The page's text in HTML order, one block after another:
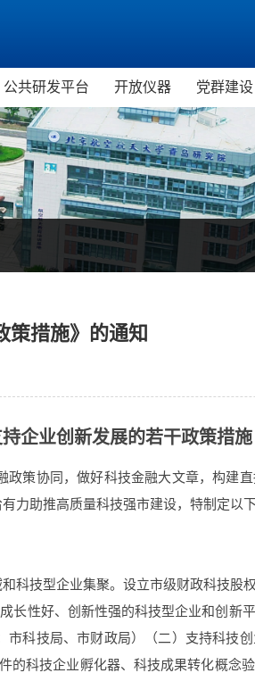
公共研发平台
虚拟现实技术与应用公共研发
服务平台
开放仪器
虚拟现实研究院
微电子研究院
精密仪器与光电研
新材料研究院
空天技术应用研究
党群建设
研究
工会
策措施》的通知
企业创新发展的若干政策措施
策协同，做好科技金融大文章，构建
力助推高质量科技强市建设，特制定以下
科技型企业集聚。设立市级财政科技股
性好、创新性强的科技型企业和创新
科技局、市财政局）（二）支持科技
科技企业孵化器、科技成果转化概念